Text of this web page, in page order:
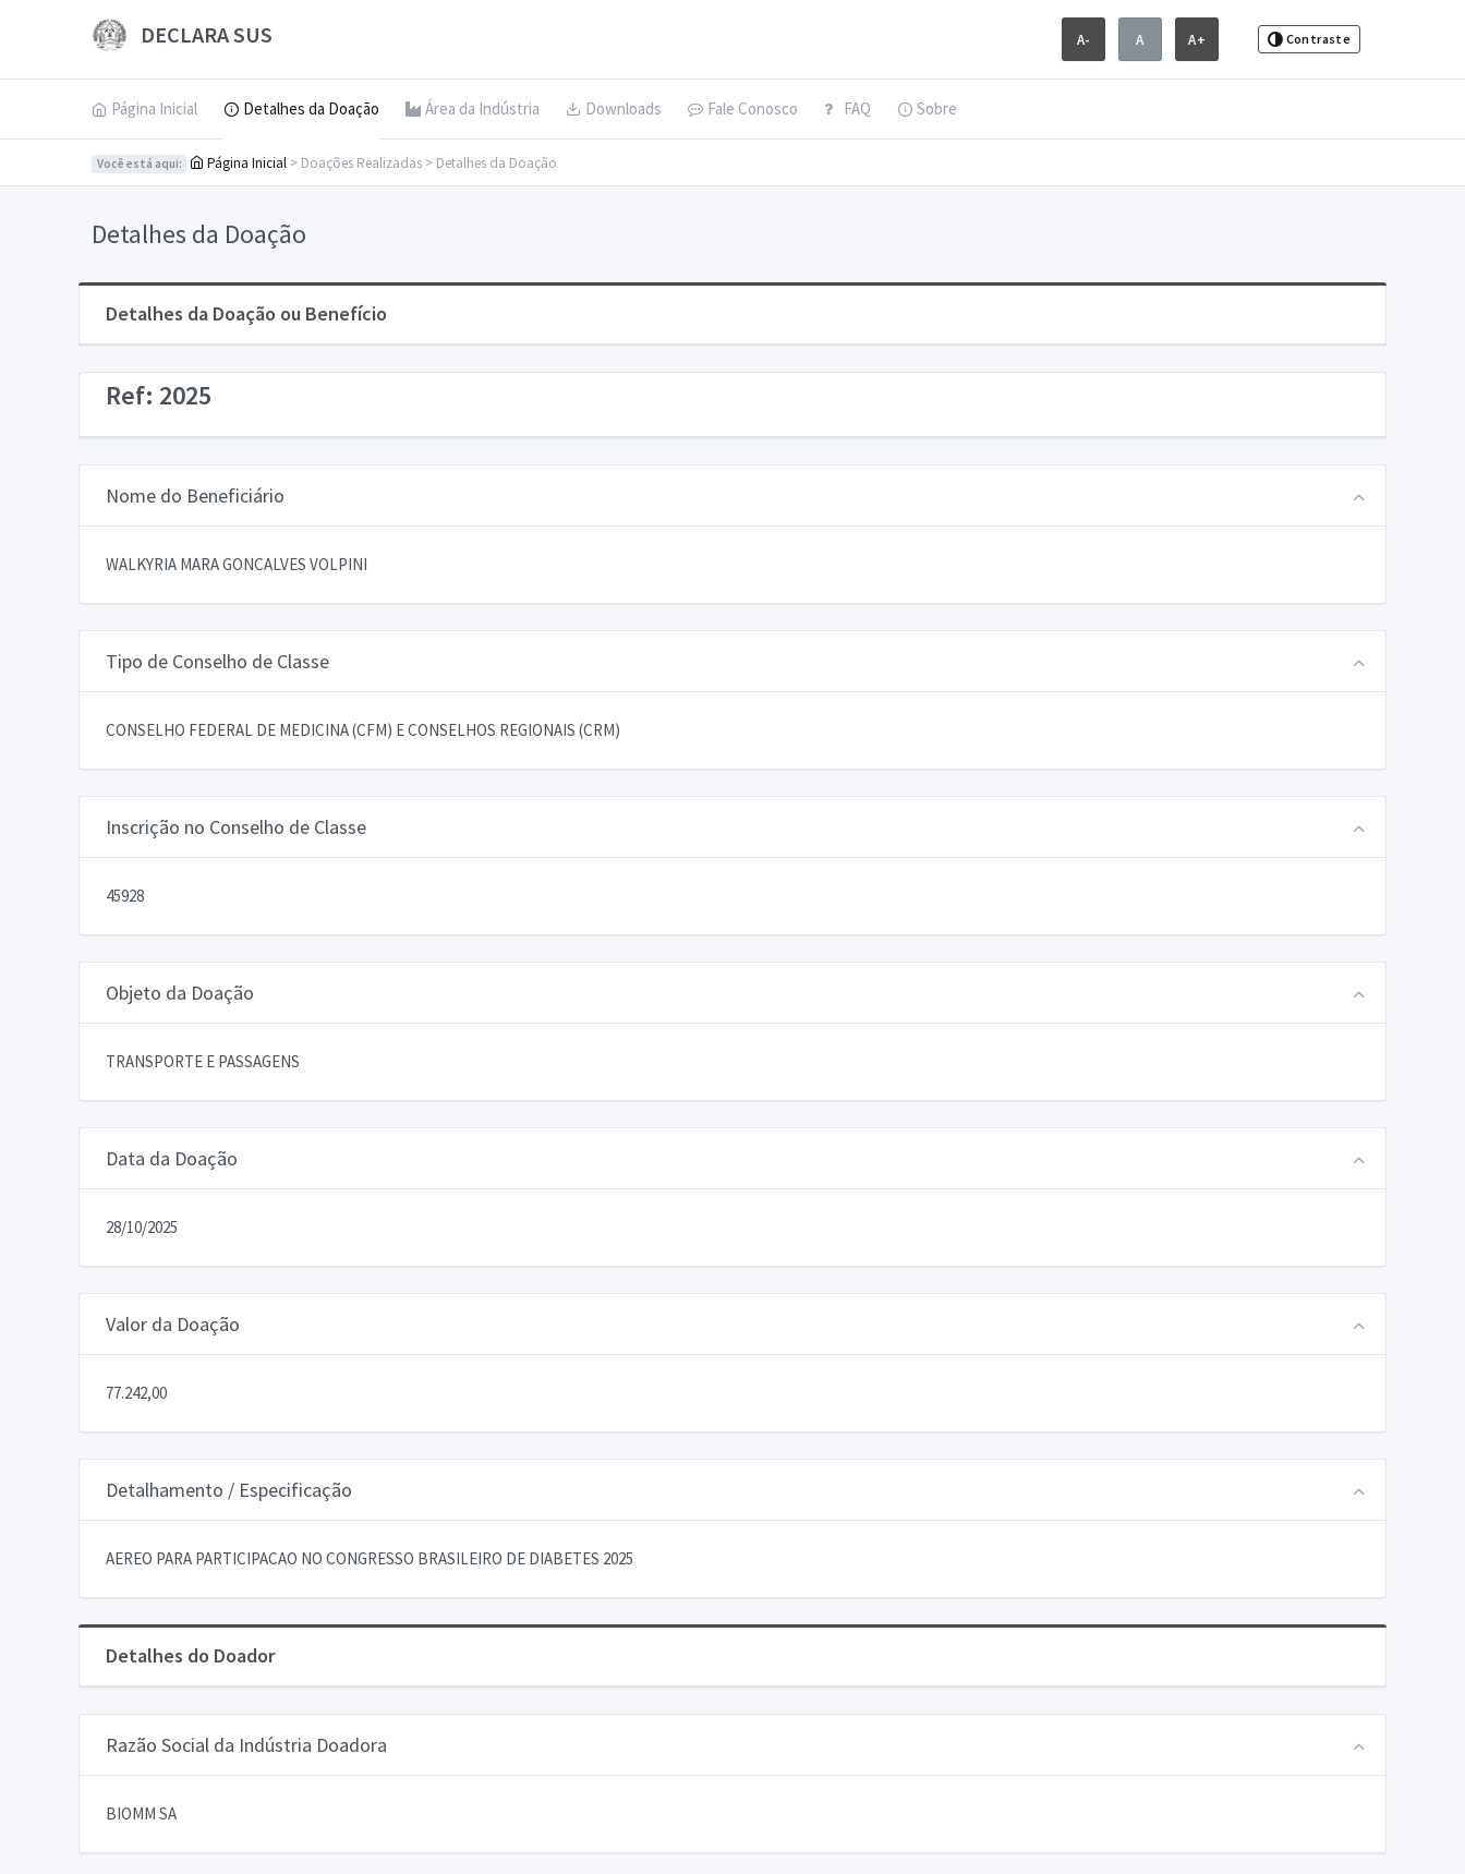
DECLARA SUS A- A A+ Contraste
Página Inicial Detalhes da Doação Área da Indústria Downloads Fale Conosco FAQ Sobre
Você está aqui: Página Inicial > Doações Realizadas > Detalhes da Doação
Detalhes da Doação
Detalhes da Doação ou Benefício
Ref: 2025
Nome do Beneficiário
WALKYRIA MARA GONCALVES VOLPINI
Tipo de Conselho de Classe
CONSELHO FEDERAL DE MEDICINA (CFM) E CONSELHOS REGIONAIS (CRM)
Inscrição no Conselho de Classe
45928
Objeto da Doação
TRANSPORTE E PASSAGENS
Data da Doação
28/10/2025
Valor da Doação
77.242,00
Detalhamento / Especificação
AEREO PARA PARTICIPACAO NO CONGRESSO BRASILEIRO DE DIABETES 2025
Detalhes do Doador
Razão Social da Indústria Doadora
BIOMM SA